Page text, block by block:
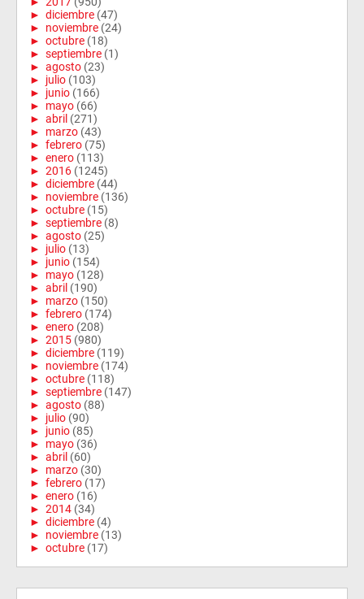
► diciembre (47)
► noviembre (24)
► octubre (18)
► septiembre (1)
► agosto (23)
► julio (103)
► junio (166)
► mayo (66)
► abril (271)
► marzo (43)
► febrero (75)
► enero (113)
► 2016 (1245)
► diciembre (44)
► noviembre (136)
► octubre (15)
► septiembre (8)
► agosto (25)
► julio (13)
► junio (154)
► mayo (128)
► abril (190)
► marzo (150)
► febrero (174)
► enero (208)
► 2015 (980)
► diciembre (119)
► noviembre (174)
► octubre (118)
► septiembre (147)
► agosto (88)
► julio (90)
► junio (85)
► mayo (36)
► abril (60)
► marzo (30)
► febrero (17)
► enero (16)
► 2014 (34)
► diciembre (4)
► noviembre (13)
► octubre (17)